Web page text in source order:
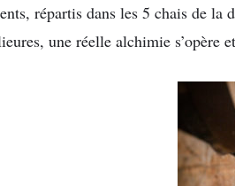
répartis dans les 5 chais de
une réelle alchimie s’opère